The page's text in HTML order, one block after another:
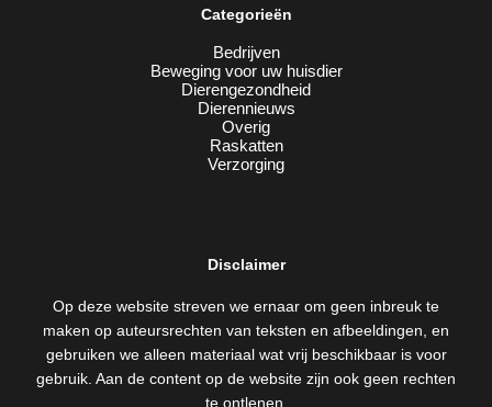
Categorieën
Bedrijven
Beweging voor uw huisdier
Dierengezondheid
Dierennieuws
Overig
Raskatten
Verzorging
Disclaimer
Op deze website streven we ernaar om geen inbreuk te
maken op auteursrechten van teksten en afbeeldingen, en
gebruiken we alleen materiaal wat vrij beschikbaar is voor
gebruik. Aan de content op de website zijn ook geen rechten
te ontlenen.